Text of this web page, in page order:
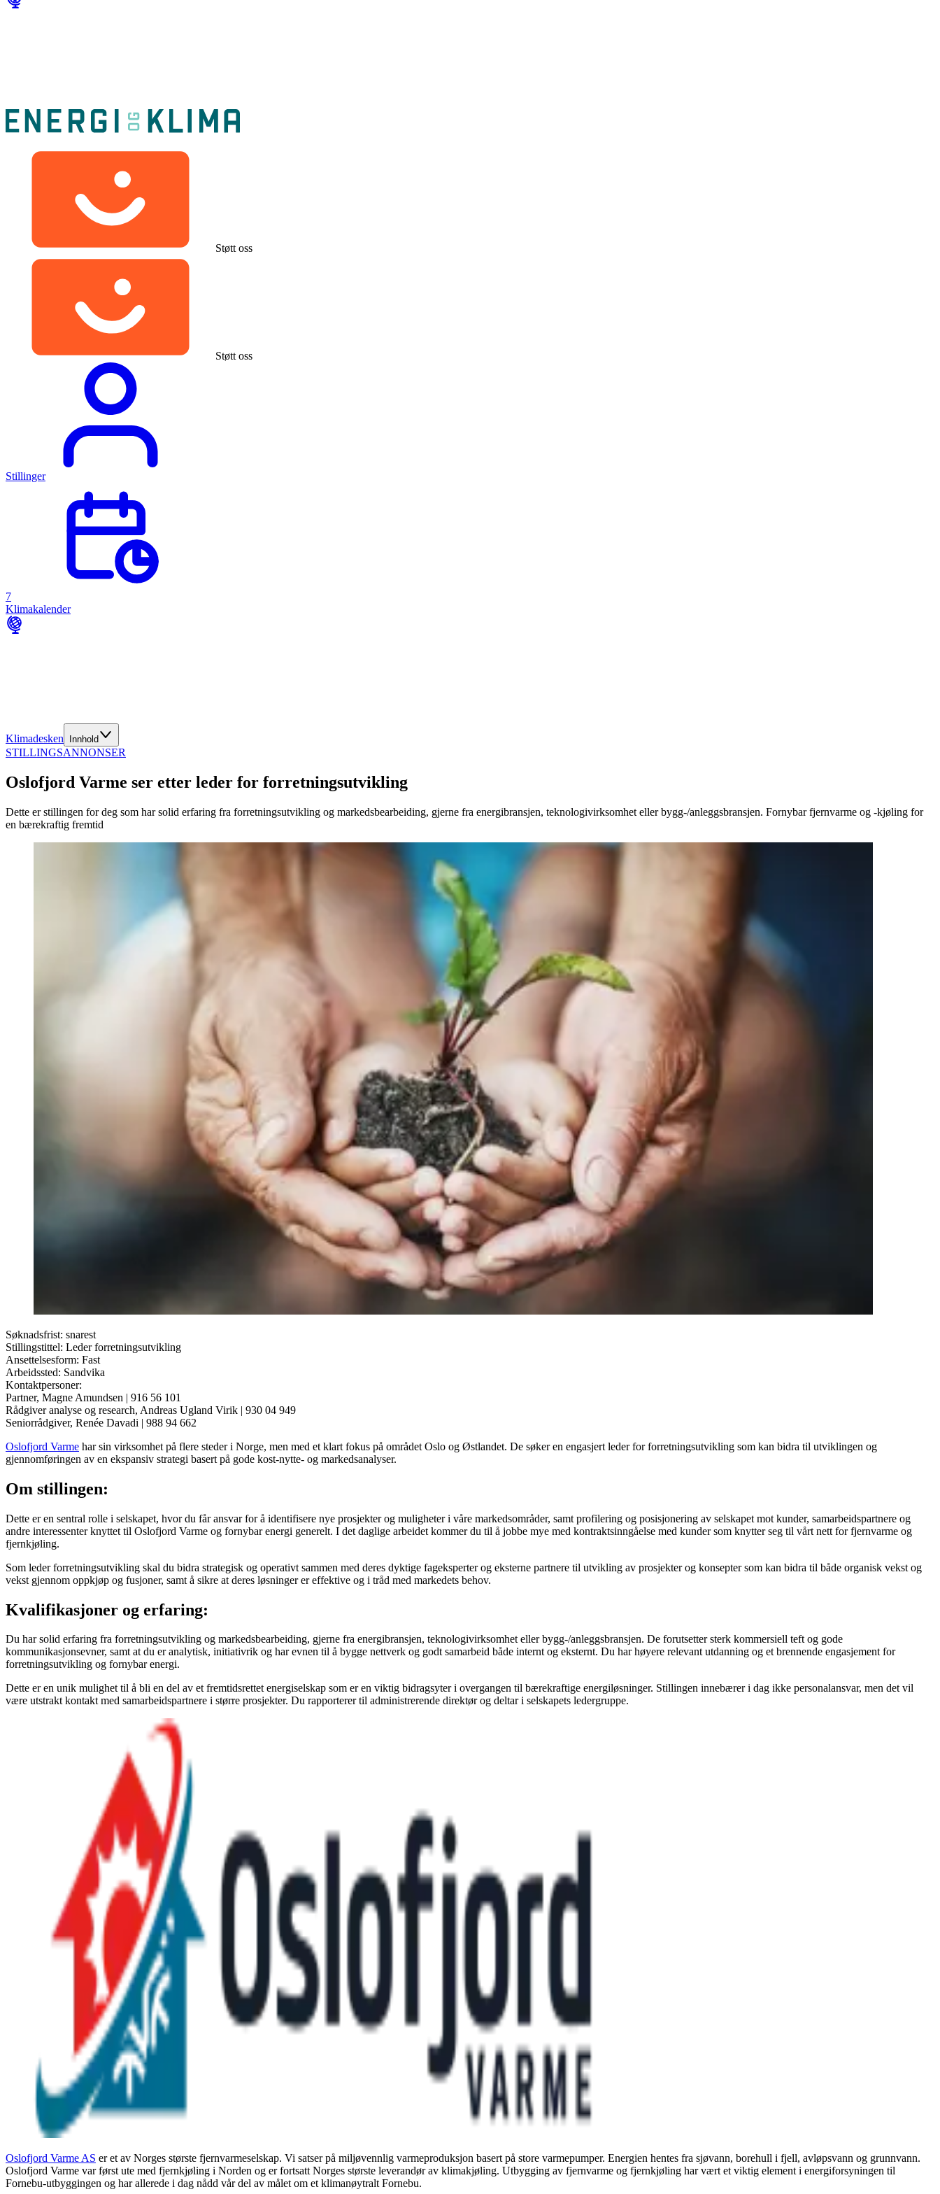
Støtt oss
Støtt oss
Stillinger
7
Klimakalender
Klimadesken Innhold
STILLINGSANNONSER
Oslofjord Varme ser etter leder for forretningsutvikling
Dette er stillingen for deg som har solid erfaring fra forretningsutvikling og markedsbearbeiding, gjerne fra energibransjen, teknologivirksomhet eller bygg-/anleggsbransjen. Fornybar fjernvarme og -kjøling for
en bærekraftig fremtid
Søknadsfrist: snarest
Stillingstittel: Leder forretningsutvikling
Ansettelsesform: Fast
Arbeidssted: Sandvika
Kontaktpersoner:
Partner, Magne Amundsen | 916 56 101
Rådgiver analyse og research, Andreas Ugland Virik | 930 04 949
Seniorrådgiver, Renée Davadi | 988 94 662
Oslofjord Varme har sin virksomhet på flere steder i Norge, men med et klart fokus på området Oslo og Østlandet. De søker en engasjert leder for forretningsutvikling som kan bidra til utviklingen og
gjennomføringen av en ekspansiv strategi basert på gode kost-nytte- og markedsanalyser.
Om stillingen:
Dette er en sentral rolle i selskapet, hvor du får ansvar for å identifisere nye prosjekter og muligheter i våre markedsområder, samt profilering og posisjonering av selskapet mot kunder, samarbeidspartnere og
andre interessenter knyttet til Oslofjord Varme og fornybar energi generelt. I det daglige arbeidet kommer du til å jobbe mye med kontraktsinngåelse med kunder som knytter seg til vårt nett for fjernvarme og
fjernkjøling.
Som leder forretningsutvikling skal du bidra strategisk og operativt sammen med deres dyktige fageksperter og eksterne partnere til utvikling av prosjekter og konsepter som kan bidra til både organisk vekst og
vekst gjennom oppkjøp og fusjoner, samt å sikre at deres løsninger er effektive og i tråd med markedets behov.
Kvalifikasjoner og erfaring:
Du har solid erfaring fra forretningsutvikling og markedsbearbeiding, gjerne fra energibransjen, teknologivirksomhet eller bygg-/anleggsbransjen. De forutsetter sterk kommersiell teft og gode
kommunikasjonsevner, samt at du er analytisk, initiativrik og har evnen til å bygge nettverk og godt samarbeid både internt og eksternt. Du har høyere relevant utdanning og et brennende engasjement for
forretningsutvikling og fornybar energi.
Dette er en unik mulighet til å bli en del av et fremtidsrettet energiselskap som er en viktig bidragsyter i overgangen til bærekraftige energiløsninger. Stillingen innebærer i dag ikke personalansvar, men det vil
være utstrakt kontakt med samarbeidspartnere i større prosjekter. Du rapporterer til administrerende direktør og deltar i selskapets ledergruppe.
Oslofjord Varme AS er et av Norges største fjernvarmeselskap. Vi satser på miljøvennlig varmeproduksjon basert på store varmepumper. Energien hentes fra sjøvann, borehull i fjell, avløpsvann og grunnvann.
Oslofjord Varme var først ute med fjernkjøling i Norden og er fortsatt Norges største leverandør av klimakjøling. Utbygging av fjernvarme og fjernkjøling har vært et viktig element i energiforsyningen til
Fornebu-utbyggingen og har allerede i dag nådd vår del av målet om et klimanøytralt Fornebu.